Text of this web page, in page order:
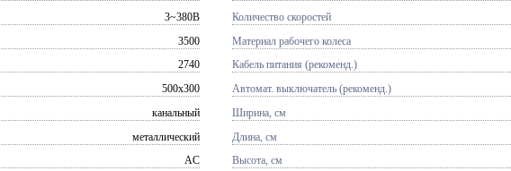
3~380В
3500
2740
500x300
канальный
металлический
AC
Количество скоростей
Материал рабочего колеса
Кабель питания (рекоменд.)
Автомат. выключатель (рекоменд.)
Ширина, см
Длина, см
Высота, см